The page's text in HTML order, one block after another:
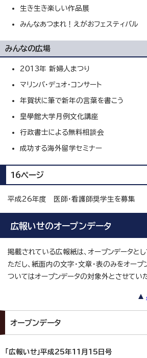
生き生き楽しい作品展
みんなあつまれ！えがおフェスティバル
みんなの広場
2013年 新婦人まつり
マリンバ・デュオ・コンサート
年賀状に筆で新年の言葉を書こう
皇學館大学月例文化講座
行政書士による無料相談会
成功する海外留学セミナー
16ページ
平成26年度 医師・看護師奨学生を募集
広報いせのオープンデータ
掲載されている広報紙は、オープンデータとし
ただし、紙面内の文字・文章・表のみをオープ
ついてはオープンデータの対象外とさせてい
オープンデータ
「広報いせ」平成25年11月15日号